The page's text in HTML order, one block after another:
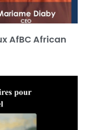
AfBC African